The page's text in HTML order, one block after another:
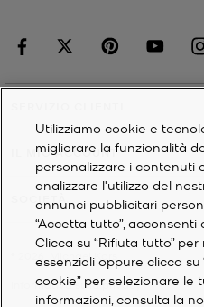
IL MIO ACCOUNT
Michael Kors
Informativa sulla privacy
Utilizziamo cookie e
migliorare la funzionalità
personalizzare i contenuti
analizzare l'utilizzo del
annunci pubblicitari
“Accetta tutto”, acconsenti
Clicca su “Rifiuta tutto”
essenziali oppure clicca su
cookie” per selezionare le
informazioni, consulta la